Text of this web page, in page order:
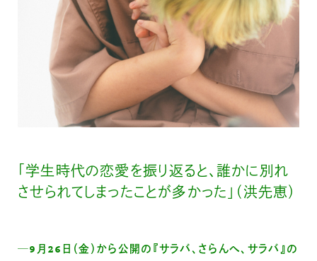
「学生時代の恋愛を振り返ると、誰かに別れ
させられてしまったことが多かった」（洪先恵）
─9月26日（金）から公開の『サラバ、さらんへ、サラバ』の